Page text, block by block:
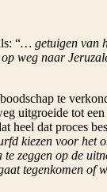
“… getuigen van
weg naar
te
uitgroeide tot
heel dat proces
kiezen voor het
zeggen op de
tegenkomen of